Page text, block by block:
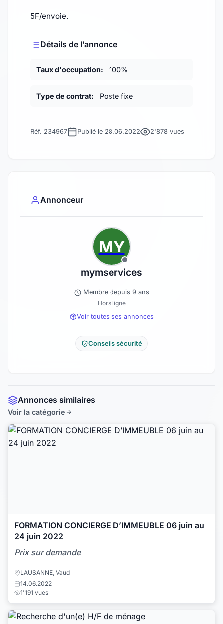
5F/envoie.
Détails de l’annonce
Taux d'occupation: 100%
Type de contrat: Poste fixe
Réf. 234967 Publié le 28.06.2022 2'878 vues
Annonceur
MY
mymservices
Membre depuis 9 ans
Hors ligne
Voir toutes ses annonces
Conseils sécurité
Annonces similaires
Voir la catégorie
FORMATION CONCIERGE D’IMMEUBLE 06 juin au
24 juin 2022
Prix sur demande
LAUSANNE, Vaud
14.06.2022
1'191 vues